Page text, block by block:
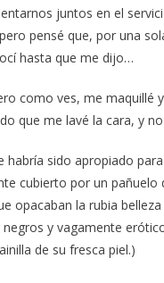
juntos en el
pensé que, por una
hasta que me dijo…
como ves, me
que me lavé la cara, y
sido apropiado
cubierto por un
opacaban la rubia
y vagamente
de su fresca piel.)